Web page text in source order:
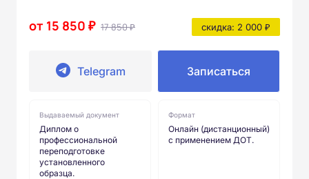
от 15 850 ₽ 17 850 ₽ скидка: 2 000 ₽
Telegram Записаться
Выдаваемый документ
Диплом о
профессиональной
переподготовке
установленного
образца.
Формат
Онлайн (дистанционный)
с применением ДОТ.